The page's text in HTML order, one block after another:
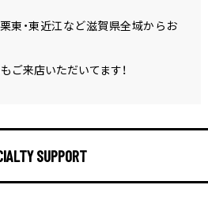
栗東・東近江など滋賀県全域からお
ご来店いただいてます！
SUPPORT